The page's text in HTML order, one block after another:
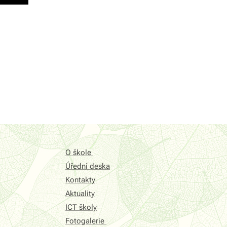
O škole
Úřední deska
Kontakty
Aktuality
ICT školy
Fotogalerie